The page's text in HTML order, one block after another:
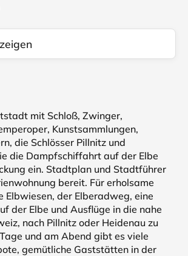
mit Schloß, Zwinger,
Kunstsammlungen,
die Schlösser Pillnitz und
die Dampfschiffahrt auf der Elbe
ein. Stadtplan und Stadtführer
bereit. Für erholsame
Elbwiesen, der Elberadweg, eine
der Elbe und Ausflüge in die nahe
nach Pillnitz oder Heidenau zu
und am Abend gibt es viele
gemütliche Gaststätten in der